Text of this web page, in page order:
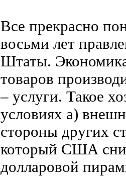
Все прекрасно
восьми лет
Штаты.
товаров
– услуги. Такое
условиях а)
стороны других
который США
долларовой